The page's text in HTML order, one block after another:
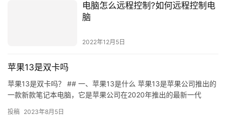
电脑怎么远程控制?如何远程控制电
脑
2022年12月5日
苹果13是双卡吗
苹果13是双卡吗？ ## 一、苹果13是什么 苹果13是苹果公司推出的
一款新款笔记本电脑，它是苹果公司在2020年推出的最新一代
投稿 2023年8月5日